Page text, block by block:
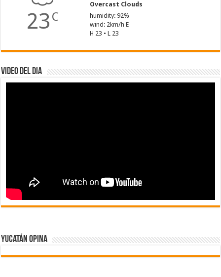
23 C
Overcast Clouds
humidity: 92%
wind: 2km/h E
H 23 • L 23
Video del dia
Yucatán Opina